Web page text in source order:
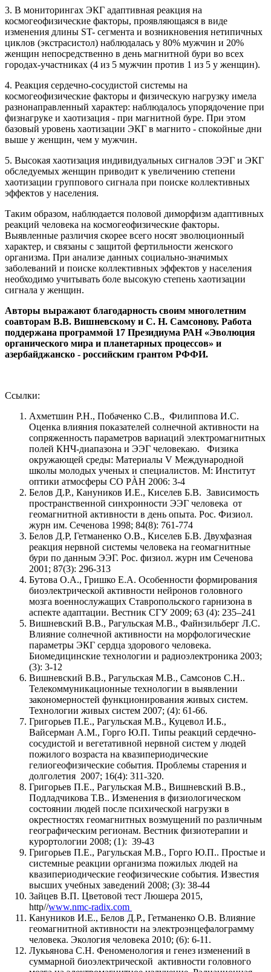
3. В мониторингах ЭКГ адаптивная реакция на
космогеофизические факторы, проявляющаяся в виде
изменения длины ST- сегмента и возникновения нетипичных
циклов (экстрасистол) наблюдалась у 80% мужчин и 20%
женщин непосредственно в день магнитной бури во всех
городах-участниках (4 из 5 мужчин против 1 из 5 у женщин).
4. Реакция сердечно-сосудистой системы на
космогеофизические факторы и физическую нагрузку имела
разнонаправленный характер: наблюдалось упорядочение при
физнагруке и хаотизация - при магнитной буре. При этом
базовый уровень хаотизации ЭКГ в магнито - спокойные дни
выше у женщин, чем у мужчин.
5. Высокая хаотизация индивидуальных сигналов ЭЭГ и ЭКГ
обследуемых женщин приводит к увеличению степени
хаотизации группового сигнала при поиске коллективных
эффектов у населения.
Таким образом, наблюдается половой диморфизм адаптивных
реакций человека на космогеофизические факторы.
Выявленные различия скорее всего носят эволюционный
характер, и связаны с защитой фертильности женского
организма. При анализе данных социально-значимых
заболеваний и поиске коллективных эффектов у населения
необходимо учитывать боле высокую степень хаотизации
сигнала у женщин.
Авторы выражают благодарность своим многолетним
соавторам В.В. Вишневскому и С. Н. Самсонову. Работа
поддержана программой 17 Президиума РАН «Эволюция
органического мира и планетарных процессов» и
азербайджанско - российским грантом РФФИ.
Ссылки:
Axметшин Р.Н., Побаченко С.В., Филиппова И.С.
Оценка влияния показателей солнечной активности на
сопряженность параметров вариаций электромагнитных
полей КНЧ-диапазона и ЭЭГ человекаю. Физика
окружающей среды: Материалы V Международной
школы молодых ученых и специалистов. М: Институт
оптики атмосферы СО РÀН 2006: 3-4
Белов Д.Р., Кануников И.Е., Киселев Б.В. Зависимость
пространственной синхронности ЭЭГ человека от
геомагнитной активности в день опыта. Рос. Физиол.
журн им. Сеченова 1998; 84(8): 761-774
Белов Д.Р, Гетманенко О.В., Киселев Б.В. Двухфазная
реакция нервной системы человека на геомагнитные
бури по данным ЭЭГ. Рос. физиол. журн им Сеченова
2001; 87(3): 296-313
Бутова О.А., Гришко Е.А. Особенности формирования
биоэлектрической активности нейронов головного
мозга военнослужащих Ставропольского гарнизона в
аспекте адаптации. Вестник СГУ 2009; 63 (4): 235–241
Вишневский В.В., Рагульская М.В., Файнзильберг Л.С.
Влияние солнечной активности на морфологические
параметры ЭКГ сердца здорового человека.
Биомедицинские технологии и радиоэлектроника 2003;
(3): 3-12
Вишневский В.В., Рагульская М.В., Самсонов С.Н..
Телекоммуникационные технологии в выявлении
закономерностей функционирования живых систем.
Технологии живых систем 2007; (4): 61-66.
Григорьев П.Е., Рагульская М.В., Куцевол И.Б.,
Вайсерман А.М., Горго Ю.П. Типы реакций сердечно-
сосудистой и вегетативной нервной систем у людей
пожилого возраста на квазипериодические
гелиогеофизические события. Проблемы старения и
долголетия 2007; 16(4): 311-320.
Григорьев П.Е., Рагульская М.В., Вишневский В.В.,
Подладчикова Т.В.. Изменения в физиологическом
состоянии людей после психической нагрузки в
окрестностях геомагнитных возмущений по различным
географическим регионам. Вестник физиотерапии и
курортологии 2008; (1): 39-43
Григорьев П.Е., Рагульская М.В., Горго Ю.П.. Простые и
системные реакции организма пожилых людей на
квазипериодические геофизические события. Известия
высших учебных заведений 2008; (3): 38-44
Зайцев В.П. Цветовой тест Люшера 2015,
http//www.nmc-radix.com
Кануников И.Е., Белов Д.Р., Гетманенко О.В. Влияние
геомагнитной активности на электроэнцефалограмму
человека. Экология человека 2010; (6): 6-11.
Лукьянова С.Н. Феноменология и генез изменений в
суммарной биоэлектрической активности головного